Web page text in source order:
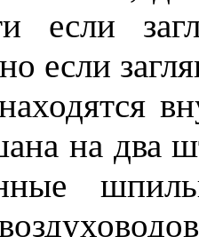
если
если
на два